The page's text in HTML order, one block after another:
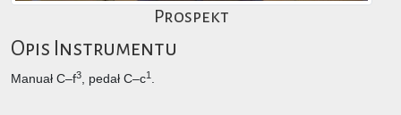
Prospekt
Opis Instrumentu
Manuał C–f3 , pedał C–c1